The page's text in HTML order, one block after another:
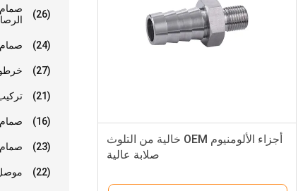
صمام
(26)
(24)
(27)
(21)
(16)
(23)
(22)
أجزاء الألومنيوم OEM خالية من التلوث
صلابة عالية